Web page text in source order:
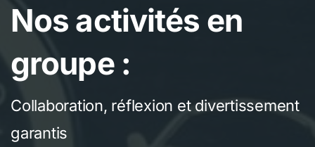
Nos activités en
groupe :
Collaboration, réflexion et divertissement
garantis